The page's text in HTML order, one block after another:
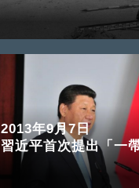
2013年9月7日
習近平首次提出「一